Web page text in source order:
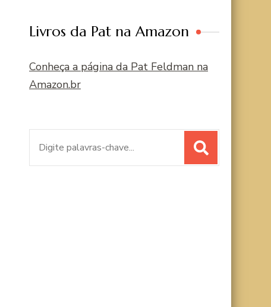
Livros da Pat na Amazon
Conheça a página da Pat Feldman na
Amazon.br